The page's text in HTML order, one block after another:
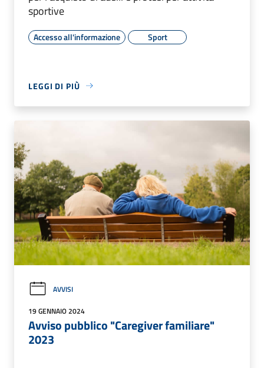
sportive
Accesso all'informazione Sport
LEGGI DI PIÙ
AVVISI
19 GENNAIO 2024
Avviso pubblico "Caregiver familiare"
2023